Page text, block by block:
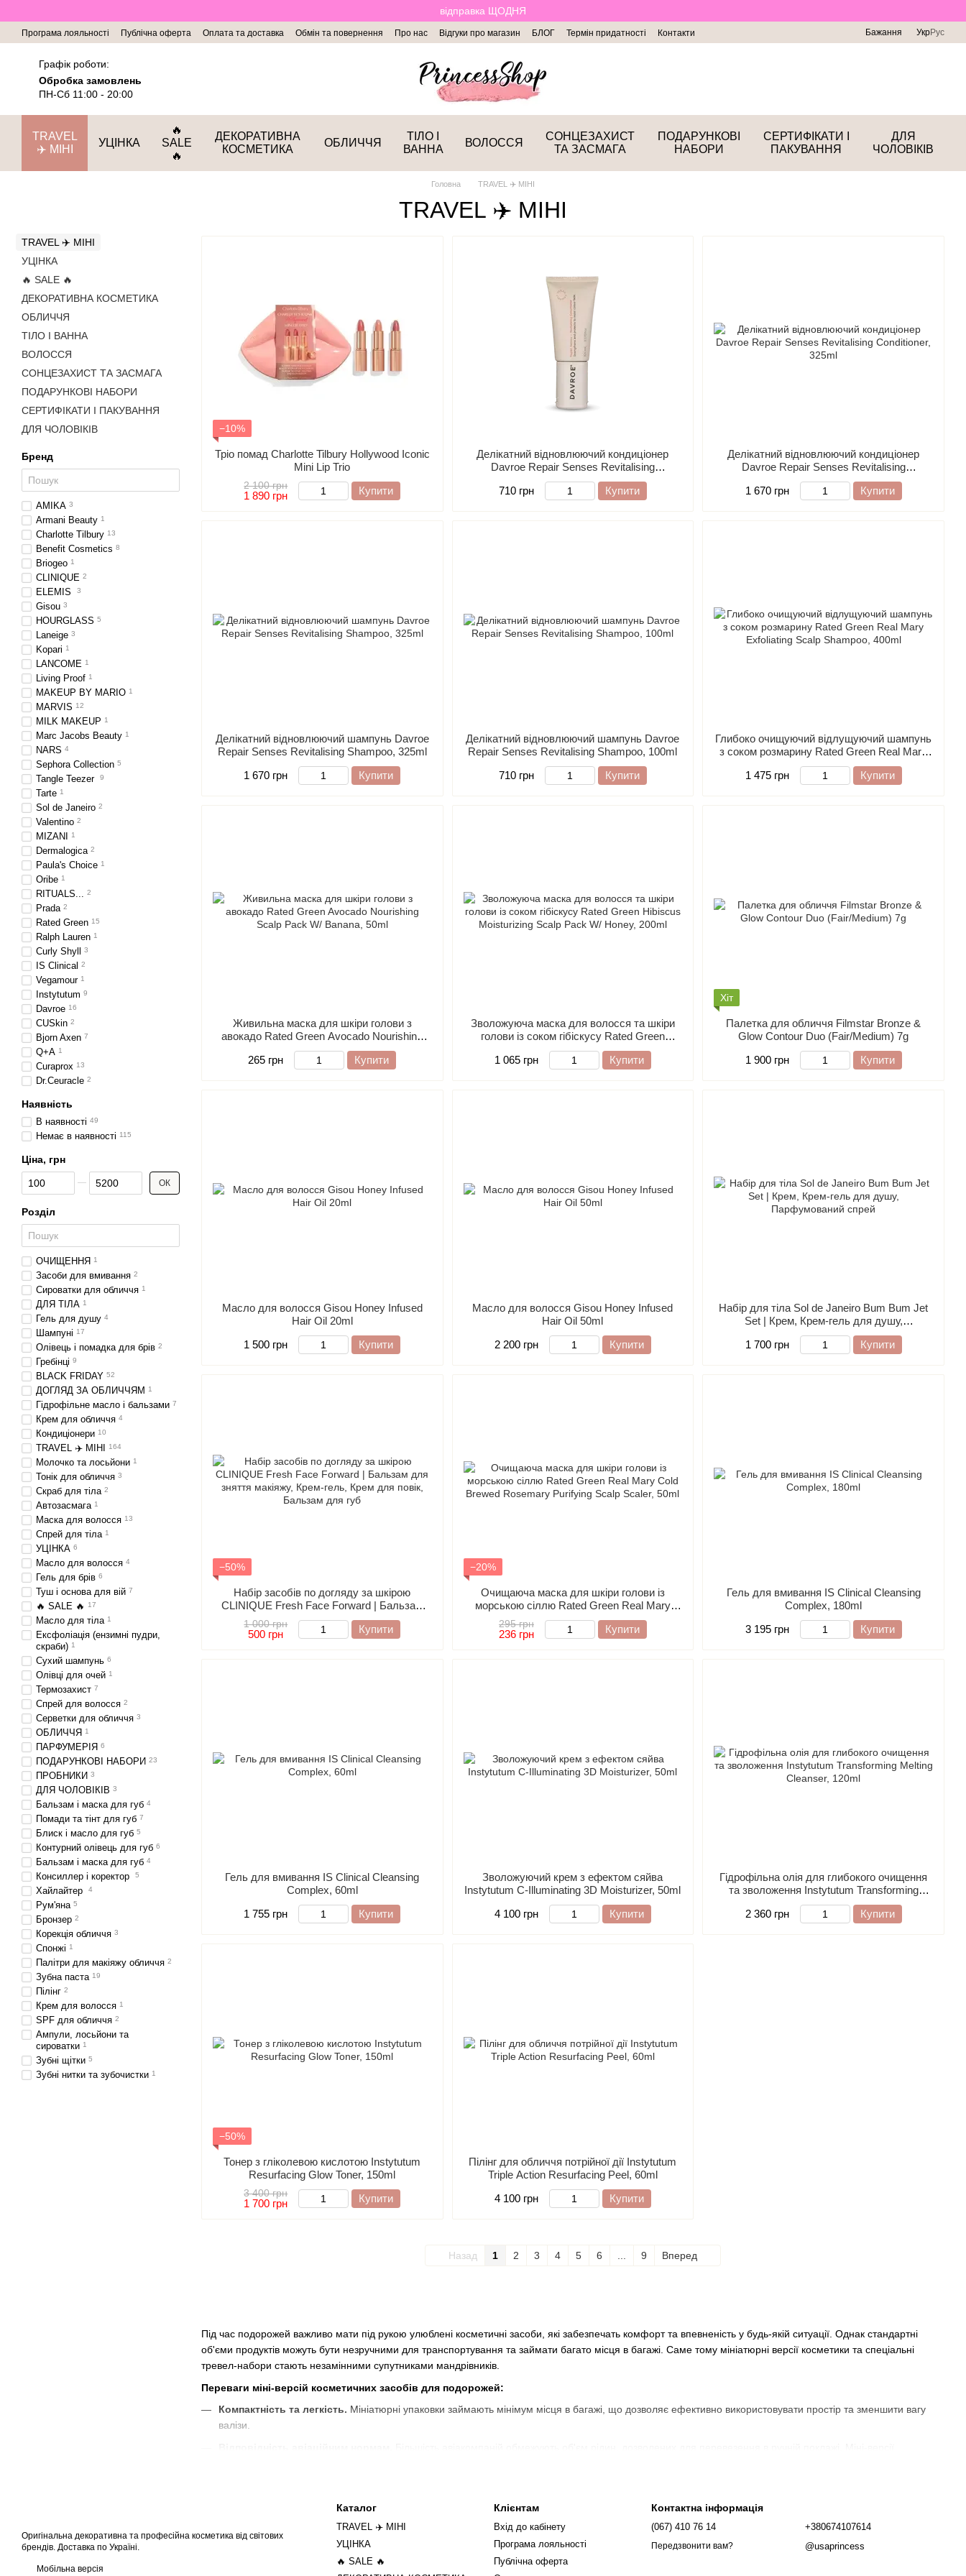
відправка ЩОДНЯ
Програма лояльності Публічна оферта Оплата та доставка Обмін та повернення Про нас Відгуки про магазин БЛОГ Термін придатності Контакти Бажання УкрРус
Графік роботи:
Обробка замовлень
ПН-Сб 11:00 - 20:00
TRAVEL
✈️ МІНІ
УЦІНКА
🔥
SALE
🔥
ДЕКОРАТИВНА
КОСМЕТИКА
ОБЛИЧЧЯ
ТІЛО І
ВАННА
ВОЛОССЯ
СОНЦЕЗАХИСТ
ТА ЗАСМАГА
ПОДАРУНКОВІ
НАБОРИ
СЕРТИФІКАТИ І
ПАКУВАННЯ
ДЛЯ
ЧОЛОВІКІВ
Головна TRAVEL ✈️ МІНІ
TRAVEL ✈️ МІНІ
Під час подорожей важливо мати під рукою улюблені косметичні засоби, які забезпечать комфорт та впевненість у будь-якій ситуації. Однак стандартні
об'єми продуктів можуть бути незручними для транспортування та займати багато місця в багажі. Саме тому мініатюрні версії косметики та спеціальні
тревел-набори стають незамінними супутниками мандрівників.​
Переваги міні-версій косметичних засобів для подорожей:
Компактність та легкість. Мініатюрні упаковки займають мінімум місця в багажі, що дозволяє ефективно використовувати простір та зменшити вагу
валізи.​
Асортимент тревел-косметики в інтернет-магазині Princess Shop:
У нашому інтернет-магазині представлений широкий вибір мініатюрних версій популярних косметичних засобів, які стануть в нагоді під час подорожей:​
Засоби для догляду за обличчям.
Міні-версії очищувальних гелів, тоніків, сироваток та кремів забезпечать повноцінний догляд за шкірою обличчя
−10%
Тріо помад Charlotte Tilbury Hollywood Iconic
Mini Lip Trio
2 100 грн
1 890 грн Купити
Делікатний відновлюючий кондиціонер
Davroe Repair Senses Revitalising
Conditioner, 100ml
710 грн
Купити
Делікатний відновлюючий кондиціонер
Davroe Repair Senses Revitalising
Conditioner, 325ml
1 670 грн
Купити
Делікатний відновлюючий шампунь Davroe
Repair Senses Revitalising Shampoo, 325ml
1 670 грн
Купити
Делікатний відновлюючий шампунь Davroe
Repair Senses Revitalising Shampoo, 100ml
710 грн
Купити
Глибоко очищуючий відлущуючий шампунь
з соком розмарину Rated Green Real Mary
Exfoliating Scalp Shampoo, 400ml
1 475 грн
Купити
Живильна маска для шкіри голови з
авокадо Rated Green Avocado Nourishing
Scalp Pack W/ Banana, 50ml
265 грн
Купити
Зволожуюча маска для волосся та шкіри
голови із соком гібіскусу Rated Green
Hibiscus Moisturizing Scalp Pack W/ Honey,
200ml
1 065 грн Купити
Хіт
Палeтка для обличчя Filmstar Bronze &
Glow Contour Duo (Fair/Medium) 7g
1 900 грн
Купити
Масло для волосся Gisou Honey Infused
Hair Oil 20ml
1 500 грн
Купити
Масло для волосся Gisou Honey Infused
Hair Oil 50ml
2 200 грн
Купити
Набір для тіла Sol de Janeiro Bum Bum Jet
Set | Крем, Крем-гель для душу,
Парфумований спрей
1 700 грн
Купити
−50%
Набір засобів по догляду за шкірою
CLINIQUE Fresh Face Forward | Бальзам
для зняття макіяжу, Крем-гель, Крем для
повік, Бальзам для губ
1 000 грн
500 грн Купити
−20%
Очищаюча маска для шкіри голови із
морською сіллю Rated Green Real Mary
Cold Brewed Rosemary Purifying Scalp
Scaler, 50ml
295 грн
236 грн Купити
Гель для вмивання IS Clinical Cleansing
Complex, 180ml
3 195 грн
Купити
Гель для вмивання IS Clinical Cleansing
Complex, 60ml
1 755 грн
Купити
Зволожуючий крем з ефектом сяйва
Instytutum C-Illuminating 3D Moisturizer, 50ml
4 100 грн
Купити
Гідрофільна олія для глибокого очищення
та зволоження Instytutum Transforming
Melting Cleanser, 120ml
2 360 грн
Купити
−50%
Тонер з гліколевою кислотою Instytutum
Resurfacing Glow Toner, 150ml
3 400 грн
1 700 грн Купити
Пілінг для обличчя потрійної дії Instytutum
Triple Action Resurfacing Peel, 60ml
4 100 грн
Купити
Назад 1 2 3 4 5 6 9 Вперед
TRAVEL ✈️ МІНІ
УЦІНКА
🔥 SALE 🔥
ДЕКОРАТИВНА КОСМЕТИКА
ОБЛИЧЧЯ
ТІЛО І ВАННА
ВОЛОССЯ
СОНЦЕЗАХИСТ ТА ЗАСМАГА
ПОДАРУНКОВІ НАБОРИ
СЕРТИФІКАТИ І ПАКУВАННЯ
ДЛЯ ЧОЛОВІКІВ
Бренд
AMIKA 3
Armani Beauty 1
Charlotte Tilbury 13
Benefit Cosmetics 8
Briogeo 1
CLINIQUE 2
ELEMIS 3
Gisou 3
HOURGLASS 5
Laneige 3
Kopari 1
LANCOME 1
Living Proof 1
MAKEUP BY MARIO 1
MARVIS 12
MILK MAKEUP 1
Marc Jacobs Beauty 1
NARS 4
Sephora Collection 5
Tangle Teezer 9
Tarte 1
Sol de Janeiro 2
Valentino 2
MIZANI 1
Dermalogica 2
Paula's Choice 1
Oribe 1
RITUALS... 2
Prada 2
Rated Green 15
Ralph Lauren 1
Curly Shyll 3
IS Clinical 2
Vegamour 1
Instytutum 9
Davroe 16
CUSkin 2
Bjorn Axen 7
Q+A 1
Curaprox 13
Dr.Ceuracle 2
Наявність
В наявності 49
Немає в наявності 115
Ціна, грн
Від Ціна, грн
До Ціна, грн ОК
Розділ
ОЧИЩЕННЯ 1
Засоби для вмивання 2
Сироватки для обличчя 1
ДЛЯ ТІЛА 1
Гель для душу 4
Шампуні 17
Олівець і помадка для брів 2
Гребінці 9
BLACK FRIDAY 52
ДОГЛЯД ЗА ОБЛИЧЧЯМ 1
Гідрофільне масло і бальзами 7
Крем для обличчя 4
Кондиціонери 10
TRAVEL ✈️ МІНІ 164
Молочко та лосьйони 1
Тонік для обличчя 3
Скраб для тіла 2
Автозасмага 1
Маска для волосся 13
Спрей для тіла 1
УЦІНКА 6
Масло для волосся 4
Гель для брів 6
Туш і основа для вій 7
🔥 SALE 🔥 17
Масло для тіла 1
Ексфоліація (ензимні пудри,
скраби) 1
Сухий шампунь 6
Олівці для очей 1
Термозахист 7
Спрей для волосся 2
Серветки для обличчя 3
ОБЛИЧЧЯ 1
ПАРФУМЕРІЯ 6
ПОДАРУНКОВІ НАБОРИ 23
ПРОБНИКИ 3
ДЛЯ ЧОЛОВІКІВ 3
Бальзам і маска для губ 4
Помади та тінт для губ 7
Блиск і масло для губ 5
Контурний олівець для губ 6
Бальзам і маска для губ 4
Консиллер і коректор 5
Хайлайтер 4
Рум'яна 5
Бронзер 2
Корекція обличчя 3
Спонжі 1
Палітри для макіяжу обличчя 2
Зубна паста 19
Пілінг 2
Крем для волосся 1
SPF для обличчя 2
Ампули, лосьйони та
сироватки 1
Зубні щітки 5
Зубні нитки та зубочистки 1
Оригінальна декоративна та професійна косметика від світових
брендів. Доставка по Україні.
Мобільна версія
Каталог
TRAVEL ✈️ МІНІ
УЦІНКА
🔥 SALE 🔥
Клієнтам
Вхід до кабінету
Програма лояльності
Публічна оферта
Контактна інформація
(067) 410 76 14
Передзвонити вам?
+380674107614
@usaprincess